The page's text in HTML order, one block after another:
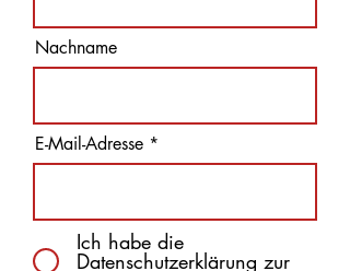
Nachname
E-Mail-Adresse
Ich habe die
Datenschutzerklärung zur